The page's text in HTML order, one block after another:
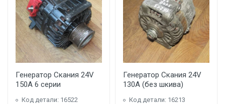
Генератор Скания 24V
150A 6 серии
Код детали: 16522
Генератор Скания 24V
130A (без шкива)
Код детали: 16213